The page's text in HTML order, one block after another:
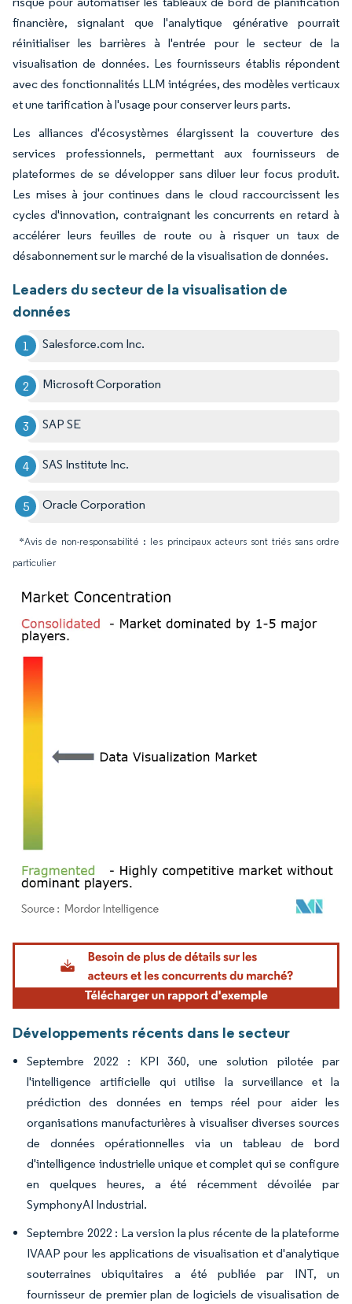
financière, signalant que l'analytique générative pourrait
réinitialiser les barrières à l'entrée pour le secteur de la
visualisation de données. Les fournisseurs établis répondent
avec des fonctionnalités LLM intégrées, des modèles verticaux
et une tarification à l'usage pour conserver leurs parts.
Les alliances d'écosystèmes élargissent la couverture des
services professionnels, permettant aux fournisseurs de
plateformes de se développer sans diluer leur focus produit.
Les mises à jour continues dans le cloud raccourcissent les
cycles d'innovation, contraignant les concurrents en retard à
accélérer leurs feuilles de route ou à risquer un taux de
désabonnement sur le marché de la visualisation de données.
Leaders du secteur de la visualisation de
données
Salesforce.com Inc.
Microsoft Corporation
SAP SE
SAS Institute Inc.
Oracle Corporation
*Avis de non-responsabilité : les principaux acteurs sont triés sans ordre
particulier
Image © Mordor Intelligence. La réutilisation nécessite une attribution sous CC BY
Développements récents dans le secteur
Septembre 2022 : KPI 360, une solution pilotée par
l'intelligence artificielle qui utilise la surveillance et la
prédiction des données en temps réel pour aider les
organisations manufacturières à visualiser diverses sources
de données opérationnelles via un tableau de bord
d'intelligence industrielle unique et complet qui se configure
en quelques heures, a été récemment dévoilée par
SymphonyAI Industrial.
Septembre 2022 : La version la plus récente de la plateforme
IVAAP pour les applications de visualisation et d'analytique
souterraines ubiquitaires a été publiée par INT, un
fournisseur de premier plan de logiciels de visualisation de